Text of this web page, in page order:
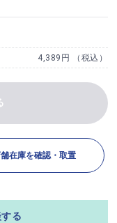
4,389円 （税込）
在庫を確認・取置
る